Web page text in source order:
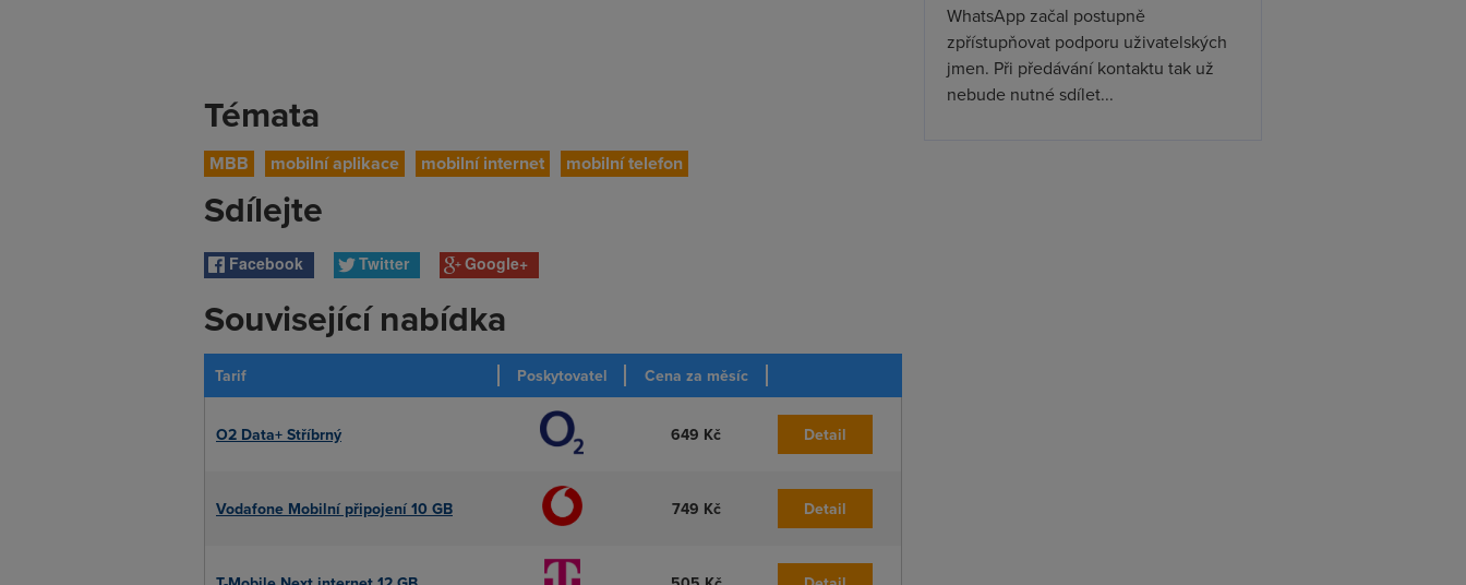
Témata
MBB mobilní aplikace mobilní internet mobilní telefon
Sdílejte
Facebook Twitter Google+
Související nabídka
Tarif Poskytovatel Cena za měsíc
O2 Data+ Stříbrný 649 Kč Detail
Vodafone Mobilní připojení 10 GB 749 Kč Detail
WhatsApp začal postupně
zpřístupňovat podporu uživatelských
jmen. Při předávání kontaktu tak už
nebude nutné sdílet...